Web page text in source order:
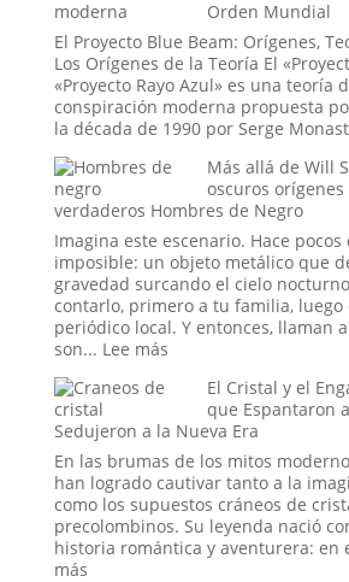
Orden Mundial
El Proyecto Blue Beam: Orígenes,
Los Orígenes de la Teoría El
«Proyecto Rayo Azul» es una teoría
conspiración moderna propuesta
la década de 1990 por Serge
Más allá de Will
oscuros orígenes
verdaderos Hombres de Negro
Imagina este escenario. Hace
imposible: un objeto metálico que
gravedad surcando el cielo
contarlo, primero a tu familia, luego
periódico local. Y entonces, llaman
son... Lee más:
Will
Smith:
los
oscuros
orígenes
de
El Cristal y el
que Espantaron
Sedujeron a la Nueva Era
En las brumas de los mitos
han logrado cautivar tanto a la
como los supuestos cráneos de
precolombinos. Su leyenda nació
historia romántica y aventurera: en
más: